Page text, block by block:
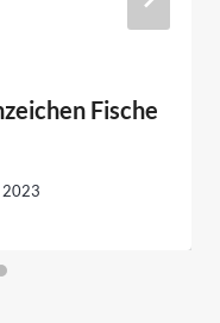
Fische
2023